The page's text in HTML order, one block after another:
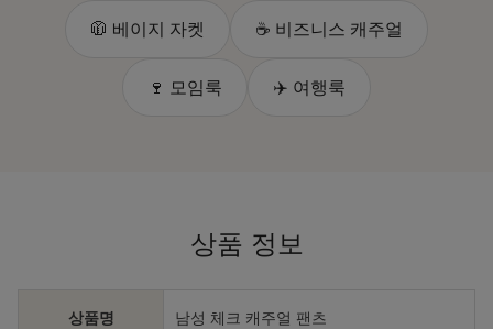
🧥 베이지 자켓 ☕ 비즈니스 캐주얼
🍷 모임룩 ✈️ 여행룩
상품 정보
상품명 남성 체크 캐주얼 팬츠